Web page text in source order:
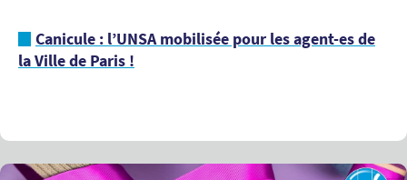
Canicule : l’UNSA mobilisée pour les agent-es de
la Ville de Paris !